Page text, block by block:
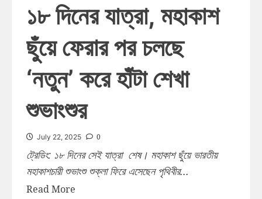
১৮ দিনের যাত্রা, মহাকাশ
ছুঁয়ে ফেরার পর চলছে
‘নতুন’ করে হাঁটা শেখা
শুভাংশুর
July 22, 2025 0
ট্রেডিং: ১৮ দিনের সেই যাত্রা শেষ। মহাকাশ ছুঁয়ে ভারতীয়
মহাকাশচারী শুভাংশু শুক্লা ফিরে এসেছেন পৃথিবীর...
Read More